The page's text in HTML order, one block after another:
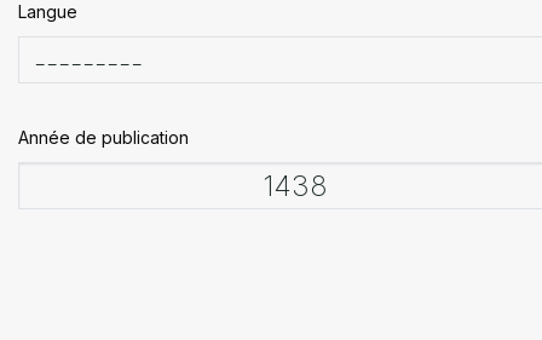
Langue
Année de publication